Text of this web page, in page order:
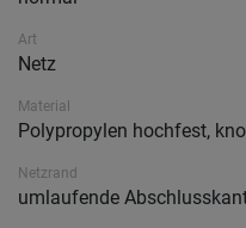
Art
Netz
Material
Polypropylen hochfest,
Netzrand
umlaufende